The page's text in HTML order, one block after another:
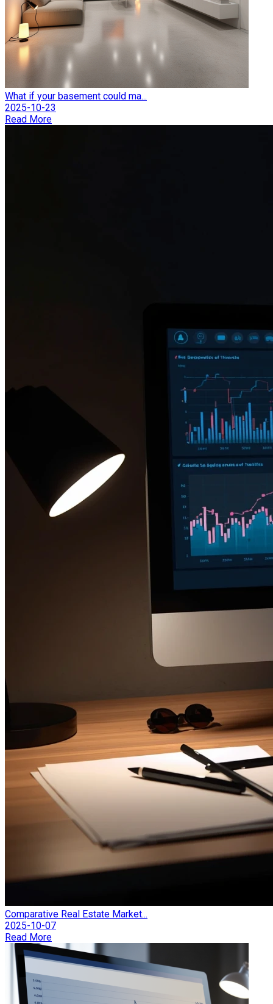
What if your basement could ma...
2025-10-23
Read More
Comparative Real Estate Market...
2025-10-07
Read More